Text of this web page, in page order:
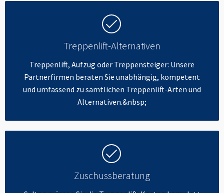
Treppenlift-Alternativen
Treppenlift, Aufzug oder Treppensteiger: Unsere
Partnerfirmen beraten Sie unabhängig, kompetent
und umfassend zu sämtlichen Treppenlift-Arten und
Alternativen.&nbsp;
Zuschussberatung